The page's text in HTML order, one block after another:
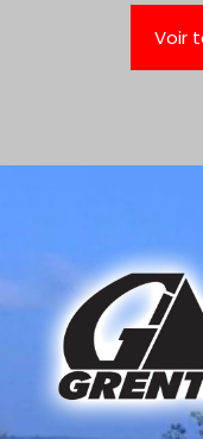
Voir